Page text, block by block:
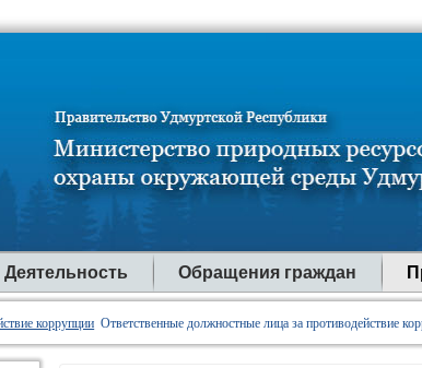
Деятельность Обращения граждан
коррупции Ответственные должностные лица за противодействие